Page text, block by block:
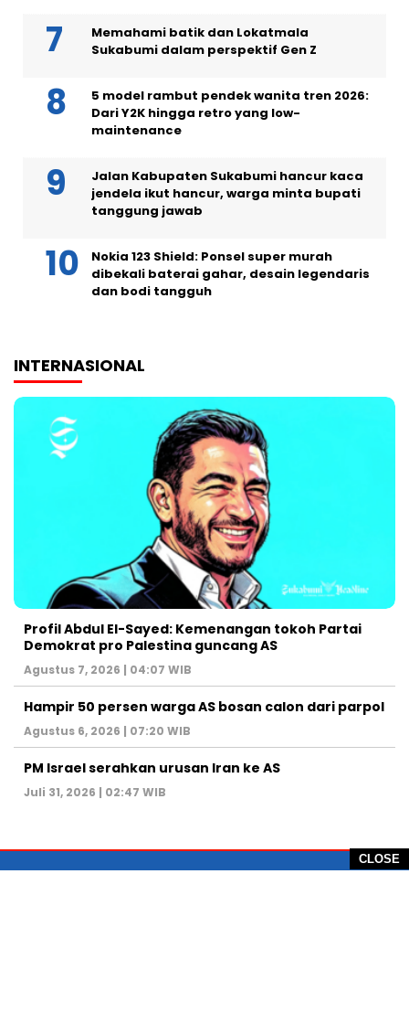
CLOSE
Memahami batik dan Lokatmala
Sukabumi dalam perspektif Gen Z
5 model rambut pendek wanita tren 2026:
Dari Y2K hingga retro yang low-
maintenance
Jalan Kabupaten Sukabumi hancur kaca
jendela ikut hancur, warga minta bupati
tanggung jawab
Nokia 123 Shield: Ponsel super murah
dibekali baterai gahar, desain legendaris
dan bodi tangguh
INTERNASIONAL
Profil Abdul El-Sayed: Kemenangan tokoh Partai
Demokrat pro Palestina guncang AS
Agustus 7, 2026 | 04:07 WIB
Hampir 50 persen warga AS bosan calon dari parpol
Agustus 6, 2026 | 07:20 WIB
PM Israel serahkan urusan Iran ke AS
Juli 31, 2026 | 02:47 WIB